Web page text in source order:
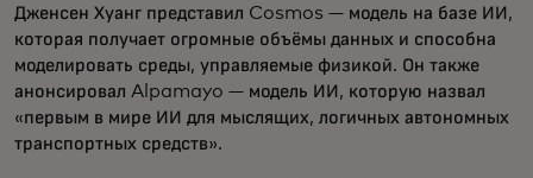
Дженсен Хуанг представил Cosmos — модель на базе ИИ,
которая получает огромные объёмы данных и способна
моделировать среды, управляемые физикой. Он также
анонсировал Alpamayo — модель ИИ, которую назвал
«первым в мире ИИ для мыслящих, логичных автономных
транспортных средств».